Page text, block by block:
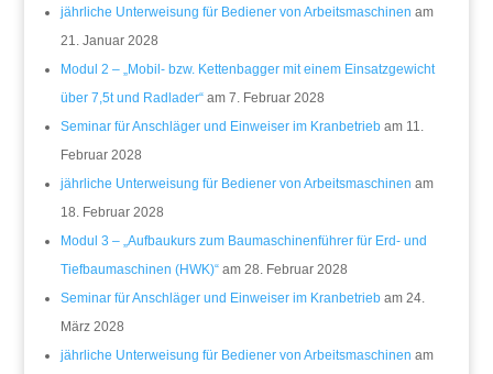
jährliche Unterweisung für Bediener von Arbeitsmaschinen am
21. Januar 2028
Modul 2 – „Mobil- bzw. Kettenbagger mit einem Einsatzgewicht
über 7,5t und Radlader“am 7. Februar 2028
Seminar für Anschläger und Einweiser im Kranbetriebam 11.
Februar 2028
jährliche Unterweisung für Bediener von Arbeitsmaschinen am
18. Februar 2028
Modul 3 – „Aufbaukurs zum Baumaschinenführer für Erd- und
Tiefbaumaschinen (HWK)“am 28. Februar 2028
Seminar für Anschläger und Einweiser im Kranbetriebam 24.
März 2028
jährliche Unterweisung für Bediener von Arbeitsmaschinen am